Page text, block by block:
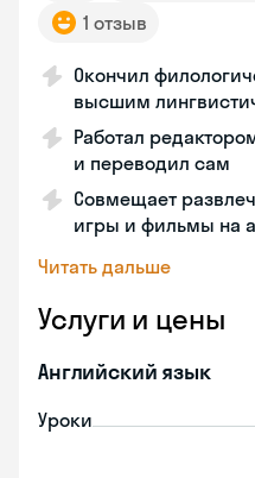
1 отзыв
Окончил
высшим
Работал
и переводил сам
Совмещает
игры и фильмы на
Читать дальше
Услуги и цены
Английский язык
Уроки